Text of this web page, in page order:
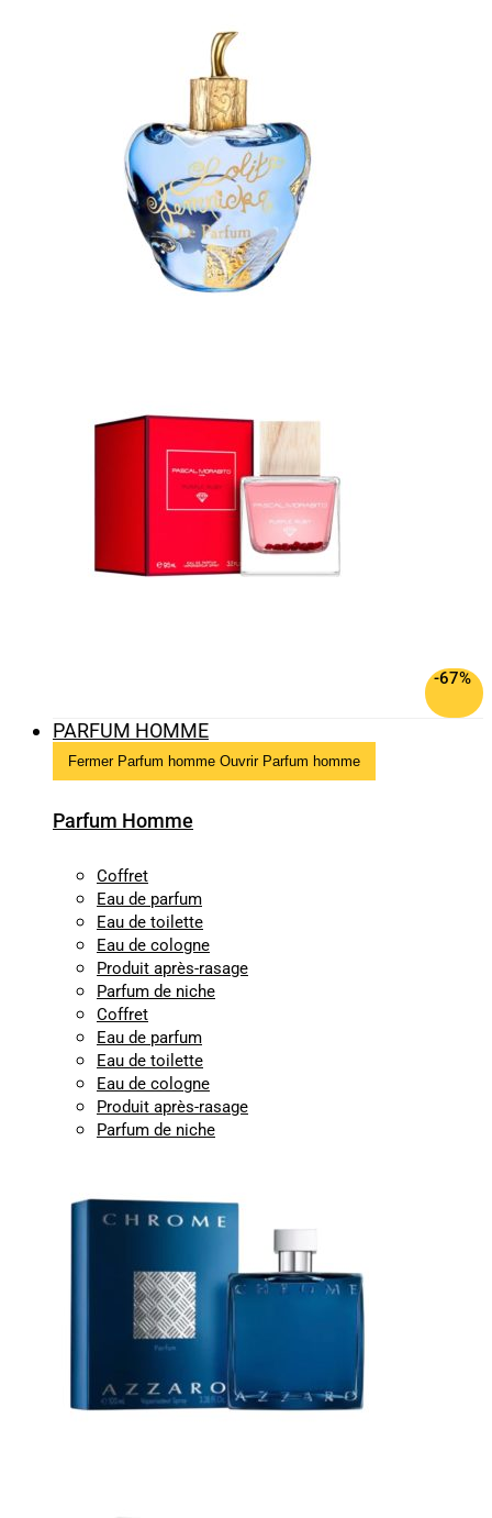
-67%
PARFUM HOMME
Fermer Parfum homme Ouvrir Parfum homme
Parfum Homme
Coffret
Eau de parfum
Eau de toilette
Eau de cologne
Produit après-rasage
Parfum de niche
Coffret
Eau de parfum
Eau de toilette
Eau de cologne
Produit après-rasage
Parfum de niche